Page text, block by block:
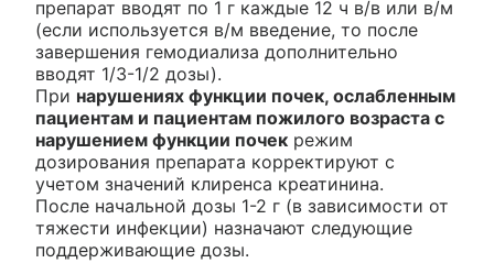
препарат вводят по 1 г каждые 12 ч в/в или в/м
(если используется в/м введение, то после
завершения гемодиализа дополнительно
вводят 1/3-1/2 дозы).
При нарушениях функции почек, ослабленным
пациентам и пациентам пожилого возраста с
нарушением функции почек режим
дозирования препарата корректируют с
учетом значений клиренса креатинина.
После начальной дозы 1-2 г (в зависимости от
тяжести инфекции) назначают следующие
поддерживающие дозы.